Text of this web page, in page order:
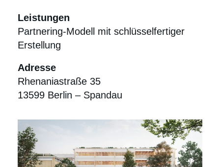
Leistungen
Partnering-Modell mit schlüsselfertiger
Erstellung
Adresse
Rhenaniastraße 35
13599 Berlin – Spandau